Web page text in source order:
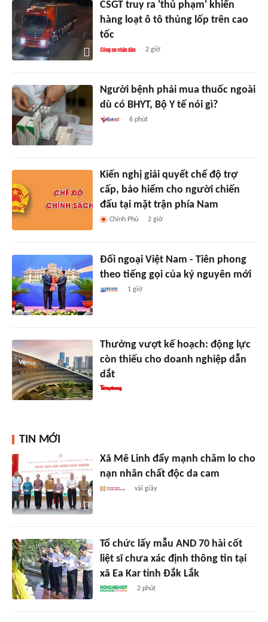
CSGT truy ra 'thủ phạm' khiến
hàng loạt ô tô thủng lốp trên cao
tốc
2 giờ
Người bệnh phải mua thuốc ngoài
dù có BHYT, Bộ Y tế nói gì?
6 phút
Kiến nghị giải quyết chế độ trợ
cấp, bảo hiểm cho người chiến
đấu tại mặt trận phía Nam
Chính Phủ 2 giờ
Đối ngoại Việt Nam - Tiên phong
theo tiếng gọi của kỷ nguyên mới
1 giờ
Thưởng vượt kế hoạch: động lực
còn thiếu cho doanh nghiệp dẫn
dắt
TIN MỚI
Xã Mê Linh đẩy mạnh chăm lo cho
nạn nhân chất độc da cam
vài giây
Tổ chức lấy mẫu AND 70 hài cốt
liệt sĩ chưa xác định thông tin tại
xã Ea Kar tỉnh Đắk Lắk
2 phút